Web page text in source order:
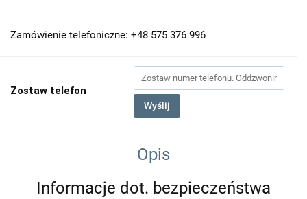
Zamówienie telefoniczne: +48 575 376 996
Zostaw telefon
Wyślij
Opis
Informacje dot. bezpieczeństwa